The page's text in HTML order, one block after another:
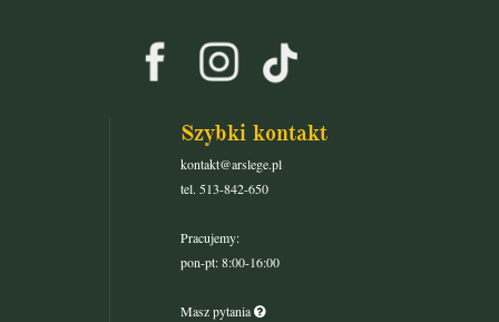
Szybki kontakt
kontakt@arslege.pl
tel. 513-842-650
Pracujemy:
pon-pt: 8:00-16:00
Masz pytania